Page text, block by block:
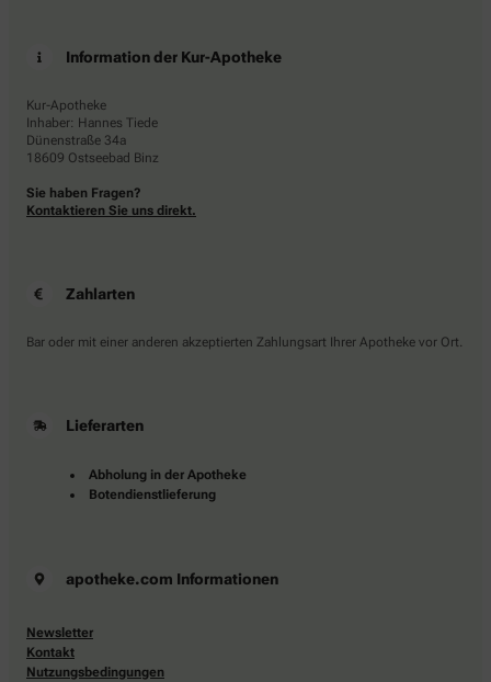
Information der Kur-Apotheke
Kur-Apotheke
Inhaber: Hannes Tiede
Dünenstraße 34a
18609 Ostseebad Binz
Sie haben Fragen?
Kontaktieren Sie uns direkt.
Zahlarten
Bar oder mit einer anderen akzeptierten Zahlungsart Ihrer Apotheke vor Ort.
Lieferarten
Abholung in der Apotheke
Botendienstlieferung
apotheke.com Informationen
Newsletter
Kontakt
Nutzungsbedingungen